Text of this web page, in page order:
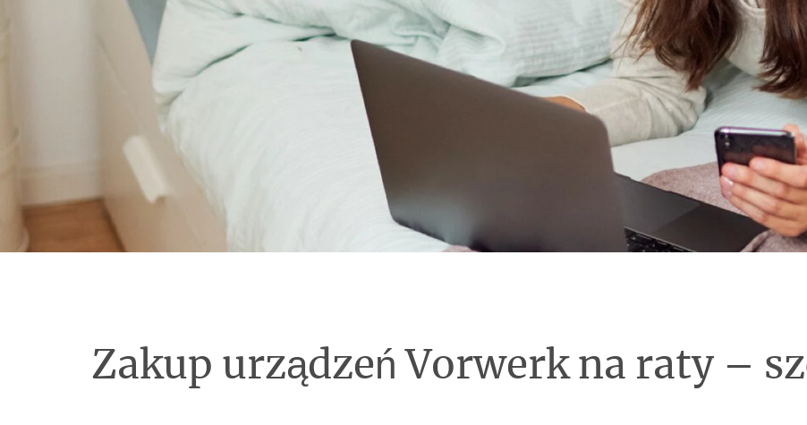
Zakup urządzeń Vorwerk na raty –